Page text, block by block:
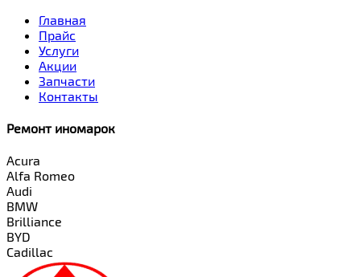
Главная
Прайс
Услуги
Акции
Запчасти
Контакты
Ремонт иномарок
Acura
Alfa Romeo
Audi
BMW
Brilliance
BYD
Cadillac